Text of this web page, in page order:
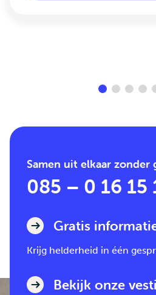
Samen uit elkaar zonder
085 – 0 16 15
Gratis
Krijg helderheid in één
Bekijk onze